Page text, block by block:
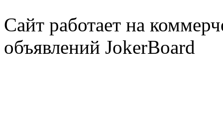
Сайт работает на
объявлений JokerBoard